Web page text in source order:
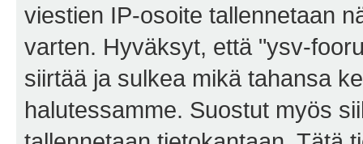
viestien IP-osoite tallennetaan
varten. Hyväksyt, että "ysv-
siirtää ja sulkea mikä tahansa
halutessamme. Suostut myös